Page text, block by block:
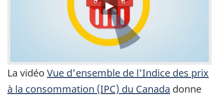
La vidéo Vue d'ensemble de l'Indice des prix
à la consommation (IPC) du Canada donne